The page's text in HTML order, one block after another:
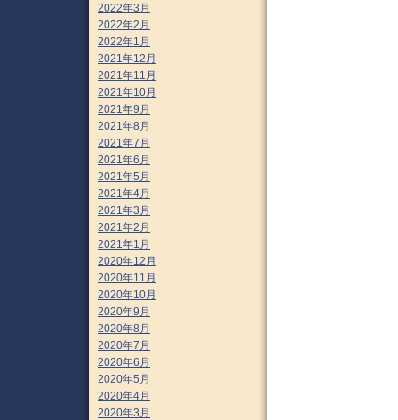
2022年3月
2022年2月
2022年1月
2021年12月
2021年11月
2021年10月
2021年9月
2021年8月
2021年7月
2021年6月
2021年5月
2021年4月
2021年3月
2021年2月
2021年1月
2020年12月
2020年11月
2020年10月
2020年9月
2020年8月
2020年7月
2020年6月
2020年5月
2020年4月
2020年3月